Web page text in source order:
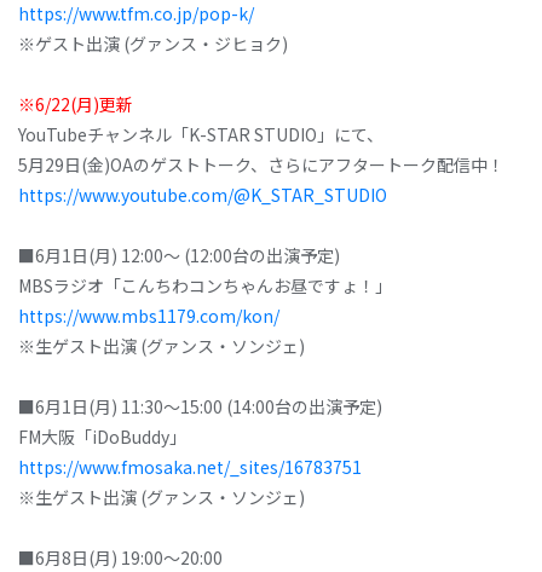
https://www.tfm.co.jp/pop-k/
※ゲスト出演 (グァンス・ジヒョク)
※6/22(月)更新
YouTubeチャンネル「K-STAR STUDIO」にて、
5月29日(金)OAのゲストトーク、さらにアフタートーク配信中！
https://www.youtube.com/@K_STAR_STUDIO
■6月1日(月) 12:00～ (12:00台の出演予定)
MBSラジオ「こんちわコンちゃんお昼ですょ！」
https://www.mbs1179.com/kon/
※生ゲスト出演 (グァンス・ソンジェ)
■6月1日(月) 11:30～15:00 (14:00台の出演予定)
FM大阪「iDoBuddy」
https://www.fmosaka.net/_sites/16783751
※生ゲスト出演 (グァンス・ソンジェ)
■6月8日(月) 19:00～20:00